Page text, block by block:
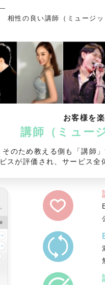
相性の良い講師（ミュージ
お客様を
講師（ミュー
のため教える側も「講師
スが評価され、サービス